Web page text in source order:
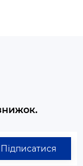
Підписатися